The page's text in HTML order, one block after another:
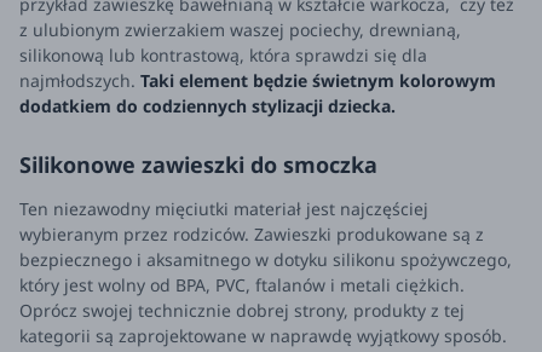
z ulubionym zwierzakiem waszej pociechy, drewnianą,
silikonową lub kontrastową, która sprawdzi się dla
najmłodszych. Taki element będzie świetnym kolorowym
dodatkiem do codziennych stylizacji dziecka.
Silikonowe zawieszki do smoczka
Ten niezawodny mięciutki materiał jest najczęściej
wybieranym przez rodziców. Zawieszki produkowane są z
bezpiecznego i aksamitnego w dotyku silikonu spożywczego,
który jest wolny od BPA, PVC, ftalanów i metali ciężkich.
Oprócz swojej technicznie dobrej strony, produkty z tej
kategorii są zaprojektowane w naprawdę wyjątkowy sposób.